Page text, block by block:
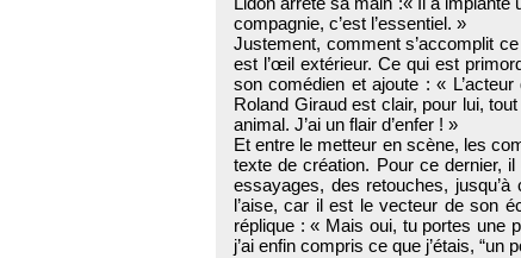
Lidon arrête sa main :« Il a
compagnie, c’est l’essentiel. »
Justement, comment s’accomplit
est l’œil extérieur. Ce qui est
son comédien et ajoute : «
Roland Giraud est clair, pour lui,
animal. J’ai un flair d’enfer ! »
Et entre le metteur en scène, les
texte de création. Pour ce dernier, il
essayages, des retouches,
l’aise, car il est le vecteur de son
réplique : « Mais oui, tu portes une
j’ai enfin compris ce que j’étais,